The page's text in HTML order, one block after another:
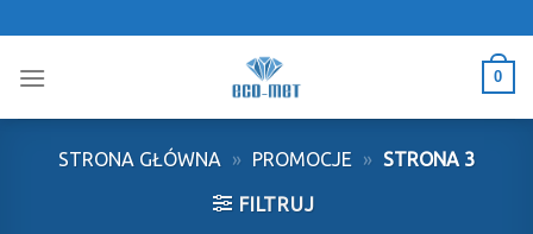
to
content
0
STRONA GŁÓWNA » PROMOCJE » STRONA 3
FILTRUJ